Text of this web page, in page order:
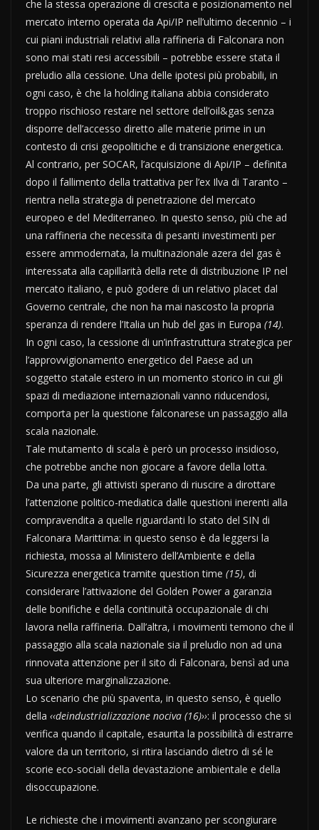
che la stessa operazione di crescita e posizionamento nel
mercato interno operata da Api/IP nell’ultimo decennio – i
cui piani industriali relativi alla raffineria di Falconara non
sono mai stati resi accessibili – potrebbe essere stata il
preludio alla cessione. Una delle ipotesi più probabili, in
ogni caso, è che la holding italiana abbia considerato
troppo rischioso restare nel settore dell’oil&gas senza
disporre dell’accesso diretto alle materie prime in un
contesto di crisi geopolitiche e di transizione energetica.
Al contrario, per SOCAR, l’acquisizione di Api/IP – definita
dopo il fallimento della trattativa per l’ex Ilva di Taranto –
rientra nella strategia di penetrazione del mercato
europeo e del Mediterraneo. In questo senso, più che ad
una raffineria che necessita di pesanti investimenti per
essere ammodernata, la multinazionale azera del gas è
interessata alla capillarità della rete di distribuzione IP nel
mercato italiano, e può godere di un relativo placet dal
Governo centrale, che non ha mai nascosto la propria
speranza di rendere l’Italia un hub del gas in Europa (14).
In ogni caso, la cessione di un’infrastruttura strategica per
l’approvvigionamento energetico del Paese ad un
soggetto statale estero in un momento storico in cui gli
spazi di mediazione internazionali vanno riducendosi,
comporta per la questione falconarese un passaggio alla
scala nazionale.
Tale mutamento di scala è però un processo insidioso,
che potrebbe anche non giocare a favore della lotta.
Da una parte, gli attivisti sperano di riuscire a dirottare
l’attenzione politico-mediatica dalle questioni inerenti alla
compravendita a quelle riguardanti lo stato del SIN di
Falconara Marittima: in questo senso è da leggersi la
richiesta, mossa al Ministero dell’Ambiente e della
Sicurezza energetica tramite question time (15), di
considerare l’attivazione del Golden Power a garanzia
delle bonifiche e della continuità occupazionale di chi
lavora nella raffineria. Dall’altra, i movimenti temono che il
passaggio alla scala nazionale sia il preludio non ad una
rinnovata attenzione per il sito di Falconara, bensì ad una
sua ulteriore marginalizzazione.
Lo scenario che più spaventa, in questo senso, è quello
della ‹‹deindustrializzazione nociva (16)››: il processo che si
verifica quando il capitale, esaurita la possibilità di estrarre
valore da un territorio, si ritira lasciando dietro di sé le
scorie eco-sociali della devastazione ambientale e della
disoccupazione.
Le richieste che i movimenti avanzano per scongiurare